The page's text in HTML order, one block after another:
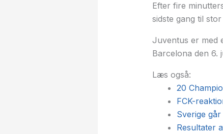
Efter fire
sidste gang til
Juventus er med
Barcelona den 6.
Læs også:
20
FCK-
Sverige
Resultater